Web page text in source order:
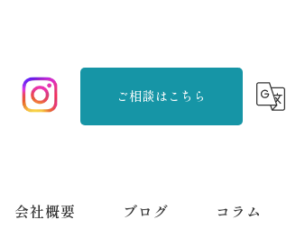
ご相談はこちら
会社概要 ブログ コラム